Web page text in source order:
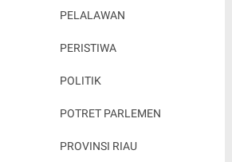
PELALAWAN
PERISTIWA
POLITIK
POTRET PARLEMEN
PROVINSI RIAU